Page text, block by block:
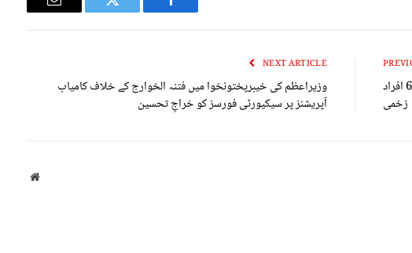
Facebook
Twitter
Email
کراچی میں گلشن اقبال کے فلیٹ میں گیس لیکج سے دھماکہ، 6 افراد
زخمی
NEXT ARTICLE
وزیراعظم کی خیبرپختونخوا میں فتنہ الخوارج کے خلاف کامیاب
آپریشنز پر سیکیورٹی فورسز کو خراجِ تحسین
Website